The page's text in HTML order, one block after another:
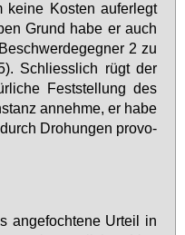
kei­ne Kos­ten auf­er­legt
Grund ha­be er auch
2 zu
Schliess­lich rügt der
Fest­stel­lung des
an­neh­me, er ha­be
Dro­hun­gen pro­vo­
an­ge­foch­te­ne Ur­teil in